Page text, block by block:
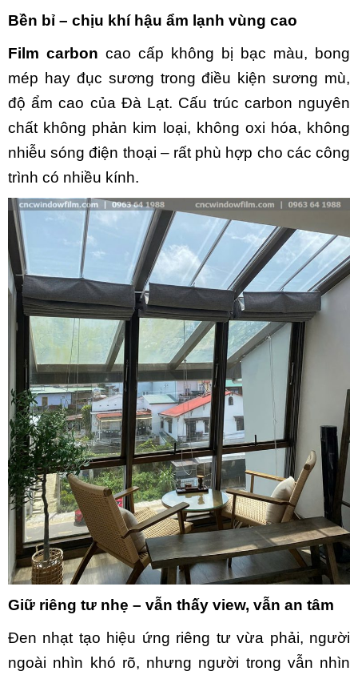
Bền bỉ – chịu khí hậu ẩm lạnh vùng cao
Film carbon cao cấp không bị bạc màu, bong
mép hay đục sương trong điều kiện sương mù,
độ ẩm cao của Đà Lạt. Cấu trúc carbon nguyên
chất không phản kim loại, không oxi hóa, không
nhiễu sóng điện thoại – rất phù hợp cho các công
trình có nhiều kính.
Giữ riêng tư nhẹ – vẫn thấy view, vẫn an tâm
Đen nhạt tạo hiệu ứng riêng tư vừa phải, người
ngoài nhìn khó rõ, nhưng người trong vẫn nhìn